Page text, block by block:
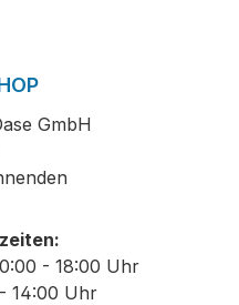
GmbH
- 18:00 Uhr
14:00 Uhr